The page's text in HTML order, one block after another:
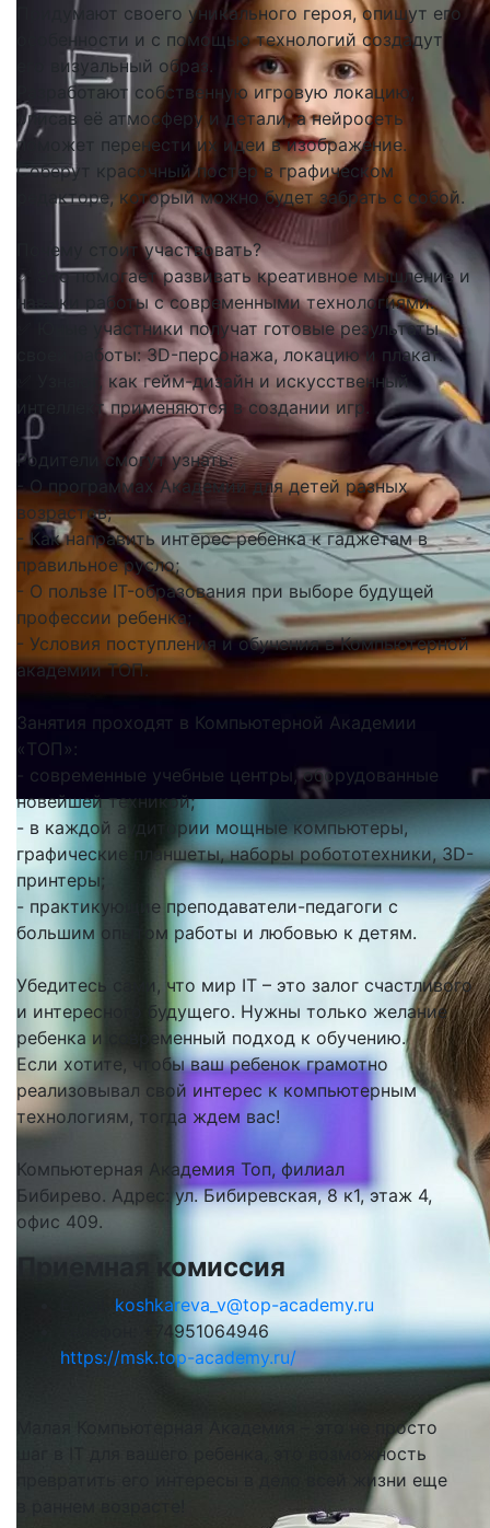
Придумают своего уникального героя, опишут его
особенности и с помощью технологий создадут
его визуальный образ.
Разработают собственную игровую локацию,
описав её атмосферу и детали, а нейросеть
поможет перенести их идеи в изображение.
Соберут красочный постер в графическом
редакторе, который можно будет забрать с собой.
Почему стоит участвовать?
✅ Это помогает развивать креативное мышление и
навыки работы с современными технологиями.
✅ Юные участники получат готовые результаты
своей работы: 3D-персонажа, локацию и плакат.
✅ Узнают, как гейм-дизайн и искусственный
интеллект применяются в создании игр.
Родители смогут узнать:
- О программах Академии для детей разных
возрастов;
- Как направить интерес ребенка к гаджетам в
правильное русло;
- О пользе IT-образования при выборе будущей
профессии ребенка;
- Условия поступления и обучения в Компьютерной
академии TOП.
Занятия проходят в Компьютерной Академии
«TOП»:
- современные учебные центры, оборудованные
новейшей техникой;
- в каждой аудитории мощные компьютеры,
графические планшеты, наборы робототехники, 3D-
принтеры;
- практикующие преподаватели-педагоги с
большим опытом работы и любовью к детям.
Убедитесь сами, что мир IT – это залог счастливого
и интересного будущего. Нужны только желание
ребенка и современный подход к обучению.
Если хотите, чтобы ваш ребенок грамотно
реализовывал свой интерес к компьютерным
технологиям, тогда ждем вас!
Компьютерная Академия Топ, филиал
Бибирево. Адрес: ул. Бибиревская, 8 к1, этаж 4,
офис 409.
Приемная комиссия
koshkareva_v@top-academy.ru
Телефон: +74951064946
https://msk.top-academy.ru/
Малая Компьютерная Академия – это не просто
шаг в IT для вашего ребенка, это возможность
превратить его интересы в дело всей жизни еще